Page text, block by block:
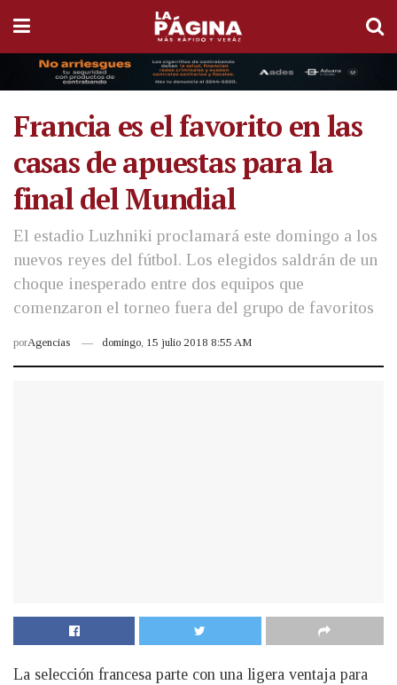
Francia es el favorito en las
casas de apuestas para la
final del Mundial
El estadio Luzhniki proclamará este domingo a los
nuevos reyes del fútbol. Los elegidos saldrán de un
choque inesperado entre dos equipos que
comenzaron el torneo fuera del grupo de favoritos
porAgencias domingo, 15 julio 2018 8:55 AM
La selección francesa parte con una ligera ventaja para